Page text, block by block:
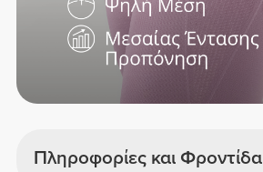
Πληροφορίες και Φροντίδα